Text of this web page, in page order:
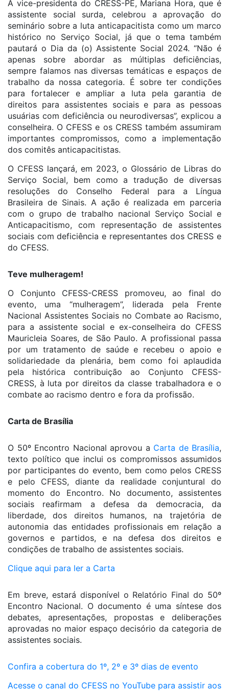
A vice-presidenta do CRESS-PE, Mariana Hora, que é
assistente social surda, celebrou a aprovação do
seminário sobre a luta anticapacitista como um marco
histórico no Serviço Social, já que o tema também
pautará o Dia da (o) Assistente Social 2024. “Não é
apenas sobre abordar as múltiplas deficiências,
sempre falamos nas diversas temáticas e espaços de
trabalho da nossa categoria. É sobre ter condições
para fortalecer e ampliar a luta pela garantia de
direitos para assistentes sociais e para as pessoas
usuárias com deficiência ou neurodiversas”, explicou a
conselheira. O CFESS e os CRESS também assumiram
importantes compromissos, como a implementação
dos comitês anticapacitistas.
O CFESS lançará, em 2023, o Glossário de Libras do
Serviço Social, bem como a tradução de diversas
resoluções do Conselho Federal para a Língua
Brasileira de Sinais. A ação é realizada em parceria
com o grupo de trabalho nacional Serviço Social e
Anticapacitismo, com representação de assistentes
sociais com deficiência e representantes dos CRESS e
do CFESS.
Teve mulheragem!
O Conjunto CFESS-CRESS promoveu, ao final do
evento, uma “mulheragem”, liderada pela Frente
Nacional Assistentes Sociais no Combate ao Racismo,
para a assistente social e ex-conselheira do CFESS
Mauricleia Soares, de São Paulo. A profissional passa
por um tratamento de saúde e recebeu o apoio e
solidariedade da plenária, bem como foi aplaudida
pela histórica contribuição ao Conjunto CFESS-
CRESS, à luta por direitos da classe trabalhadora e o
combate ao racismo dentro e fora da profissão.
Carta de Brasília
O 50º Encontro Nacional aprovou a Carta de Brasília,
texto político que inclui os compromissos assumidos
por participantes do evento, bem como pelos CRESS
e pelo CFESS, diante da realidade conjuntural do
momento do Encontro. No documento, assistentes
sociais reafirmam a defesa da democracia, da
liberdade, dos direitos humanos, na trajetória de
autonomia das entidades profissionais em relação a
governos e partidos, e na defesa dos direitos e
condições de trabalho de assistentes sociais.
Clique aqui para ler a Carta
Em breve, estará disponível o Relatório Final do 50º
Encontro Nacional. O documento é uma síntese dos
debates, apresentações, propostas e deliberações
aprovadas no maior espaço decisório da categoria de
assistentes sociais.
Confira a cobertura do 1º, 2º e 3º dias de evento
Acesse o canal do CFESS no YouTube para assistir aos